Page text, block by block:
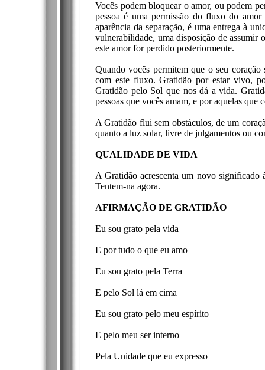
Vocês podem bloquear o amor, ou podem
pessoa é uma permissão do fluxo do
aparência da separação, é uma entrega à
vulnerabilidade, uma disposição de assumir
este amor for perdido posteriormente.
Quando vocês permitem que o seu
com este fluxo. Gratidão por estar vivo,
Gratidão pelo Sol que nos dá a vida.
pessoas que vocês amam, e por aquelas
A Gratidão flui sem obstáculos, de um
quanto a luz solar, livre de julgamentos ou
QUALIDADE DE VIDA
A Gratidão acrescenta um novo significado
Tentem-na agora.
AFIRMAÇÃO DE GRATIDÃO
Eu sou grato pela vida
E por tudo o que eu amo
Eu sou grato pela Terra
E pelo Sol lá em cima
Eu sou grato pelo meu espírito
E pelo meu ser interno
Pela Unidade que eu expresso